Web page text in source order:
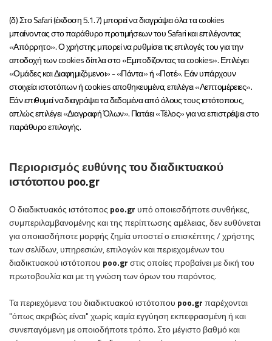
(δ) Στο Safari (έκδοση 5.1.7) μπορεί να διαγράψει όλα τα cookies
μπαίνοντας στο παράθυρο προτιμήσεων του Safari και επιλέγοντας
«Απόρρητο». Ο χρήστης μπορεί να ρυθμίσει τις επιλογές του για την
αποδοχή των cookies δίπλα στο «Εμποδίζοντας τα cookies». Επιλέγει
«Ομάδες και Διαφημιζόμενοι» - «Πάντα» ή «Ποτέ». Εάν υπάρχουν
στοιχεία ιστοτόπων ή cookies αποθηκευμένα, επιλέγει «Λεπτομέρειες».
Εάν επιθυμεί να διαγράψει τα δεδομένα από όλους τους ιστότοπους,
απλώς επιλέγει «Διαγραφή Όλων». Πατάει «Τέλος» για να επιστρέψει στο
παράθυρο επιλογής.
Περιορισμός ευθύνηςτουδιαδικτυακού
ιστότοπουpoo.gr
Οδιαδικτυακός ιστότοπος poo.gr υπό οποιεσδήποτε συνθήκες,
συμπεριλαμβανομένης και της περίπτωσης αμέλειας, δεν ευθύνεται
για οποιασδήποτε μορφής ζημία υποστεί ο επισκέπτης / χρήστης
των σελίδων, υπηρεσιών, επιλογών και περιεχομένωντου
διαδικτυακού ιστότοπου poo.grστις οποίες προβαίνει με δική του
πρωτοβουλία και με τη γνώση των όρων του παρόντος.
Τα περιεχόμενα τουδιαδικτυακού ιστότοπου poo.grπαρέχονται
"όπως ακριβώς είναι" χωρίς καμία εγγύηση εκπεφρασμένη ή και
συνεπαγόμενη με οποιοδήποτε τρόπο. Στο μέγιστο βαθμό και